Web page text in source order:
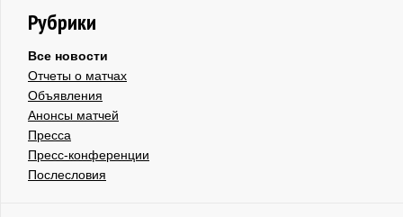
Рубрики
Все новости
Отчеты о матчах
Объявления
Анонсы матчей
Пресса
Пресс-конференции
Послесловия